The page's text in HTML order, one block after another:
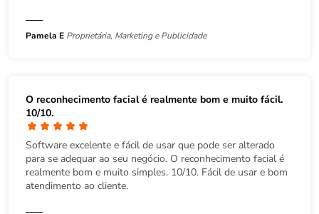
Pamela E Proprietária, Marketing e Publicidade
O reconhecimento facial é realmente bom e muito fácil.
10/10.
Software excelente e fácil de usar que pode ser alterado
para se adequar ao seu negócio. O reconhecimento facial é
realmente bom e muito simples. 10/10. Fácil de usar e bom
atendimento ao cliente.